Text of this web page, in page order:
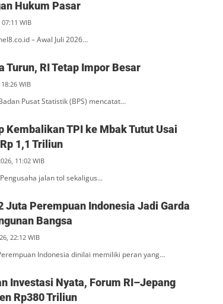
Hukum Pasar
WIB
– Awal Juli 2026…
Turun, RI Tetap Impor Besar
WIB
Pusat Statistik (BPS) mencatat…
Kembalikan TPI ke Mbak Tutut Usai
1,1 Triliun
11:02 WIB
jalan tol sekaligus…
Juta Perempuan Indonesia Jadi Garda
Bangsa
22:12 WIB
Indonesia dinilai memiliki peran yang…
Investasi Nyata, Forum RI–Jepang
Rp380 Triliun